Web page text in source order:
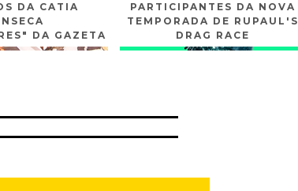
DA CATIA
DA GAZETA
PARTICIPANTES DA NOVA
TEMPORADA DE RUPAUL'S
DRAG RACE